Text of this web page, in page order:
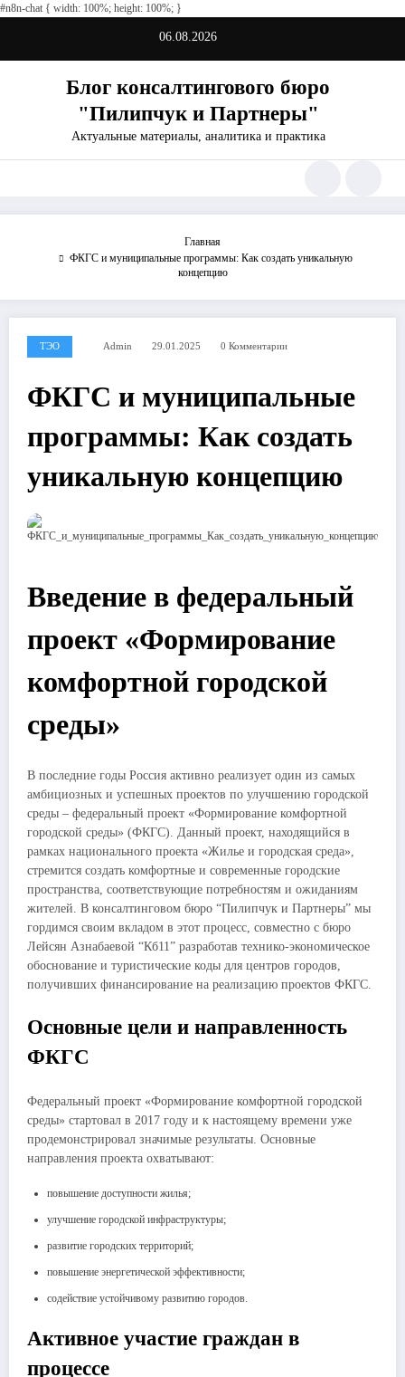
non gamestop casinosnon gamestop casinos
#n8n-chat { width: 100%; height: 100%; }
содержимому
06.08.2026
Блог консалтингового бюро
"Пилипчук и Партнеры"
Актуальные материалы, аналитика и практика
Главная
ФКГС и муниципальные программы: Как создать уникальную
концепцию
ТЭО Admin 29.01.2025 0 Комментарии
ФКГС и муниципальные
программы: Как создать
уникальную концепцию
Введение в федеральный
проект «Формирование
комфортной городской
среды»
В последние годы Россия активно реализует один из самых
амбициозных и успешных проектов по улучшению городской
среды – федеральный проект «Формирование комфортной
городской среды» (ФКГС). Данный проект, находящийся в
рамках национального проекта «Жилье и городская среда»,
стремится создать комфортные и современные городские
пространства, соответствующие потребностям и ожиданиям
жителей. В консалтинговом бюро “Пилипчук и Партнеры” мы
гордимся своим вкладом в этот процесс, совместно с бюро
Лейсян Азнабаевой “Кб11” разработав технико-экономическое
обоснование и туристические коды для центров городов,
получивших финансирование на реализацию проектов ФКГС.
Основные цели и направленность
ФКГС
Федеральный проект «Формирование комфортной городской
среды» стартовал в 2017 году и к настоящему времени уже
продемонстрировал значимые результаты. Основные
направления проекта охватывают:
повышение доступности жилья;
улучшение городской инфраструктуры;
развитие городских территорий;
повышение энергетической эффективности;
содействие устойчивому развитию городов.
Активное участие граждан в
процессе